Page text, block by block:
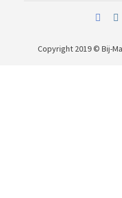
Copyright 2019 © Bij-